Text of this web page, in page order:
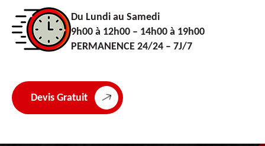
Du Lundi au Samedi
9h00 à 12h00 – 14h00 à 19h00
PERMANENCE 24/24 – 7J/7
Devis Gratuit